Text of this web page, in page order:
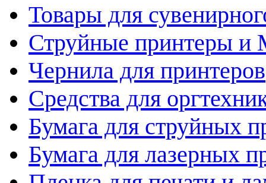
Товары для
Струйные принтеры
Чернила для принтеров
Средства для
Бумага для струйных
Бумага для лазерных